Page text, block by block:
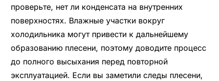
проверьте, нет ли конденсата на внутренних
поверхностях. Влажные участки вокруг
холодильника могут привести к дальнейшему
образованию плесени, поэтому доводите процесс
до полного высыхания перед повторной
эксплуатацией. Если вы заметили следы плесени,